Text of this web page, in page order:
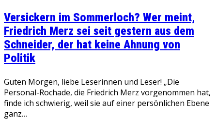
Versickern im Sommerloch? Wer meint,
Friedrich Merz sei seit gestern aus dem
Schneider, der hat keine Ahnung von
Politik
Guten Morgen, liebe Leserinnen und Leser! „Die
Personal-Rochade, die Friedrich Merz vorgenommen hat,
finde ich schwierig, weil sie auf einer persönlichen Ebene
ganz…